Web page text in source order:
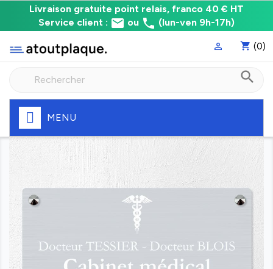
Livraison gratuite point relais, franco 40 € HT
Service client : email ou phone (lun-ven 9h-17h)
Livraison
relais,
franco
Fabrication
express
shopping_cart (0)

search
MENU